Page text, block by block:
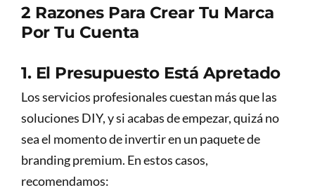
2 Razones Para Crear Tu Marca
Por Tu Cuenta
1. El Presupuesto Está Apretado
Los servicios profesionales cuestan más que las
soluciones DIY, y si acabas de empezar, quizá no
sea el momento de invertir en un paquete de
branding premium. En estos casos,
recomendamos: